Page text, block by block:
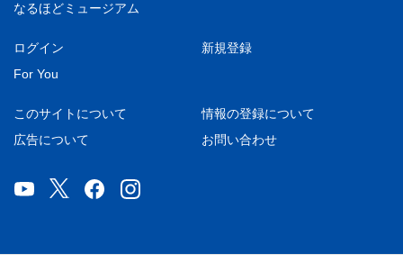
なるほどミュージアム
ログイン
新規登録
For You
このサイトについて
情報の登録について
広告について
お問い合わせ